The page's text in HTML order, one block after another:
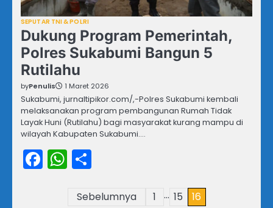
SEPUTAR TNI & POLRI
Dukung Program Pemerintah,
Polres Sukabumi Bangun 5
Rutilahu
byPenulis 1 Maret 2026
Sukabumi, jurnaltipikor.com/,-Polres Sukabumi kembali
melaksanakan program pembangunan Rumah Tidak
Layak Huni (Rutilahu) bagi masyarakat kurang mampu di
wilayah Kabupaten Sukabumi.…
Facebook
WhatsApp
PaginasiSebelumnya 1 … 15 16